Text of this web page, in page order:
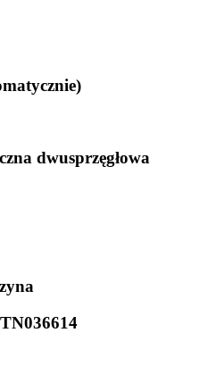
dwusprzęgłowa